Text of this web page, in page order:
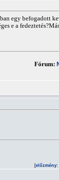
egy befogadott
e a
Fórum:
[előzmény